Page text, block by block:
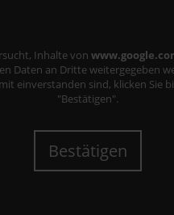
Inhalte von
Daten an Dritte weitergegeben
einverstanden sind, klicken Sie
"Bestätigen".
Bestätigen